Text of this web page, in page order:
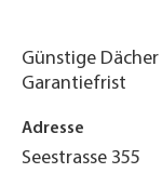
Günstige
Garantiefrist
Adresse
Seestrasse 355